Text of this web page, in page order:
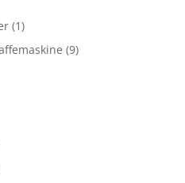
(1)
(9)